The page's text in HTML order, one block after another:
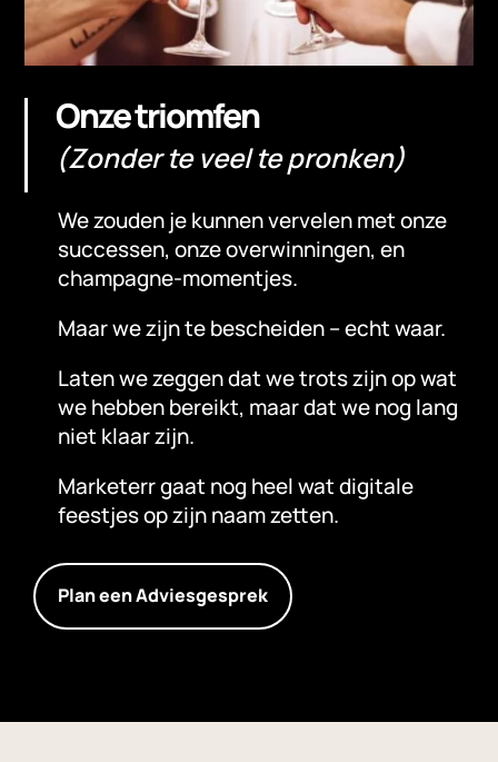
Onze triomfen
(Zonder te veel te pronken)
We zouden je kunnen vervelen met onze
successen, onze overwinningen, en
champagne-momentjes.
Maar we zijn te bescheiden – echt waar.
Laten we zeggen dat we trots zijn op wat
we hebben bereikt, maar dat we nog lang
niet klaar zijn.
Marketerr gaat nog heel wat digitale
feestjes op zijn naam zetten.
Plan een Adviesgesprek